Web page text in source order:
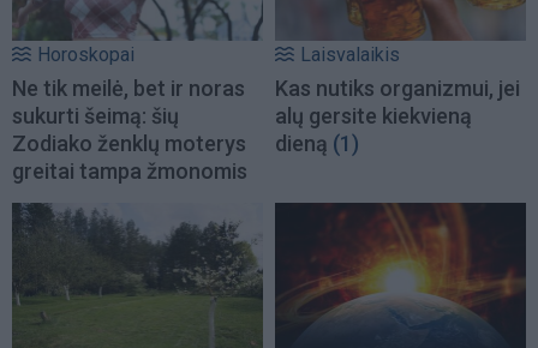
Horoskopai
Ne tik meilė, bet ir noras
sukurti šeimą: šių
Zodiako ženklų moterys
greitai tampa žmonomis
Laisvalaikis
Kas nutiks organizmui, jei
alų gersite kiekvieną
dieną (1)